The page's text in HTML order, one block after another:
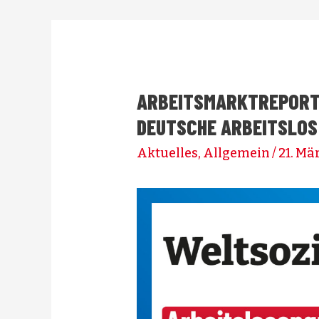
DEUTSCHE
Aktuelles, Allgemein/21.